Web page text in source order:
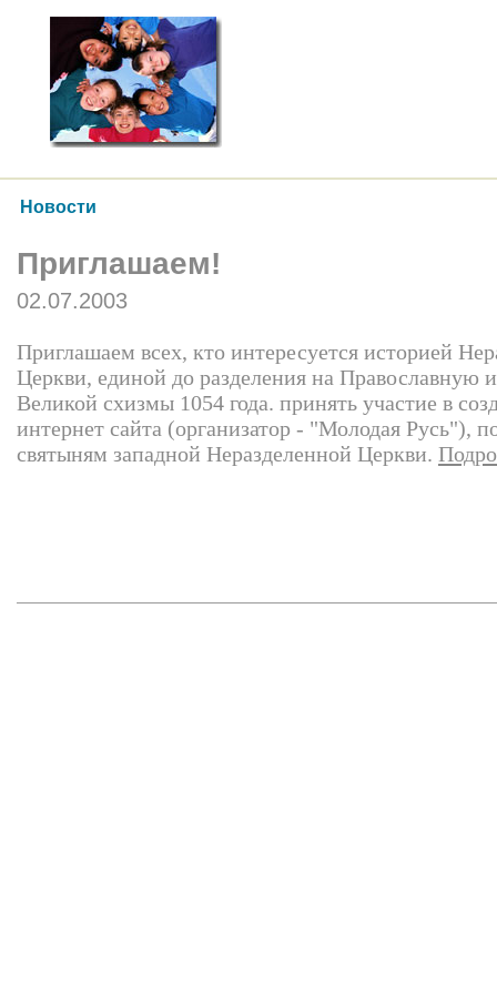
Новости
Приглашаем!
02.07.2003
Приглашаем всех, кто интересуется историей
Церкви, единой до разделения на Православную
Великой схизмы 1054 года. принять участие в
интернет сайта (организатор - "Молодая Русь"),
святыням западной Неразделенной Церкви.